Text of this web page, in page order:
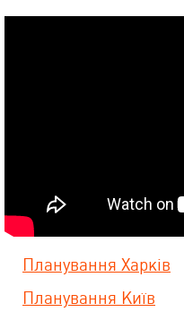
Планування Харків
Планування Київ